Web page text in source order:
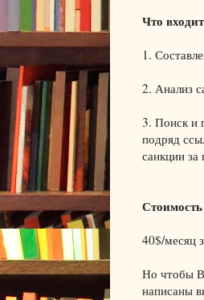
Что
1.
2. Анализ
3. Поиск и
подряд
санкции
40$/месяц
Но чтобы
написаны